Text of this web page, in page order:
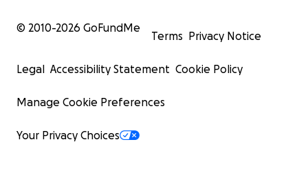
© 2010-2026 GoFundMe
Terms Privacy Notice
Legal Accessibility Statement Cookie Policy
Manage Cookie Preferences
Your Privacy Choices